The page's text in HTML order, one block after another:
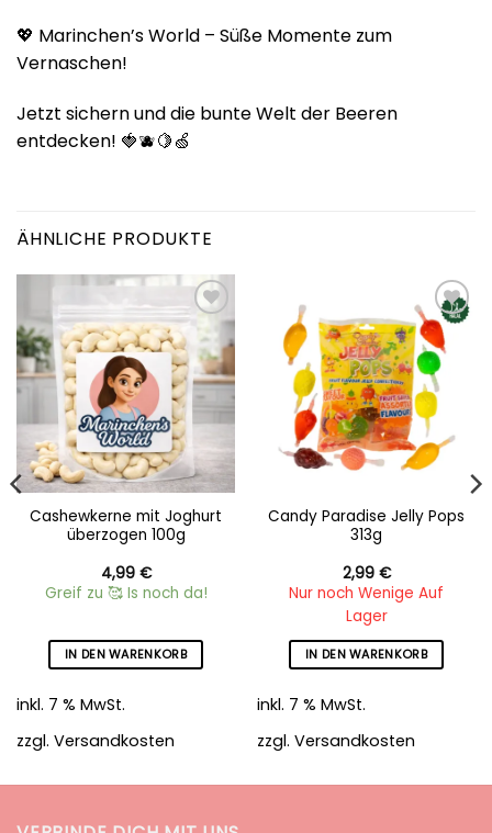
💖 Marinchen’s World – Süße Momente zum
Vernaschen!
Jetzt sichern und die bunte Welt der Beeren
entdecken! 🍓🫐🍋🍏
ÄHNLICHE PRODUKTE
Add to
wishlist
Cashewkerne mit Joghurt
überzogen 100g
4,99 €
Greif zu 🥰 Is noch da!
IN DEN WARENKORB
inkl. 7 % MwSt.
zzgl. Versandkosten
Add to
wishlist
Candy Paradise Jelly Pops
313g
2,99 €
Nur noch Wenige Auf
Lager
IN DEN WARENKORB
inkl. 7 % MwSt.
zzgl. Versandkosten